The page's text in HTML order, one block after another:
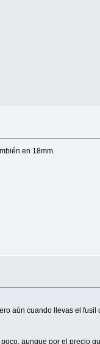
en 18mm.
aún cuando llevas el
aunque por el precio